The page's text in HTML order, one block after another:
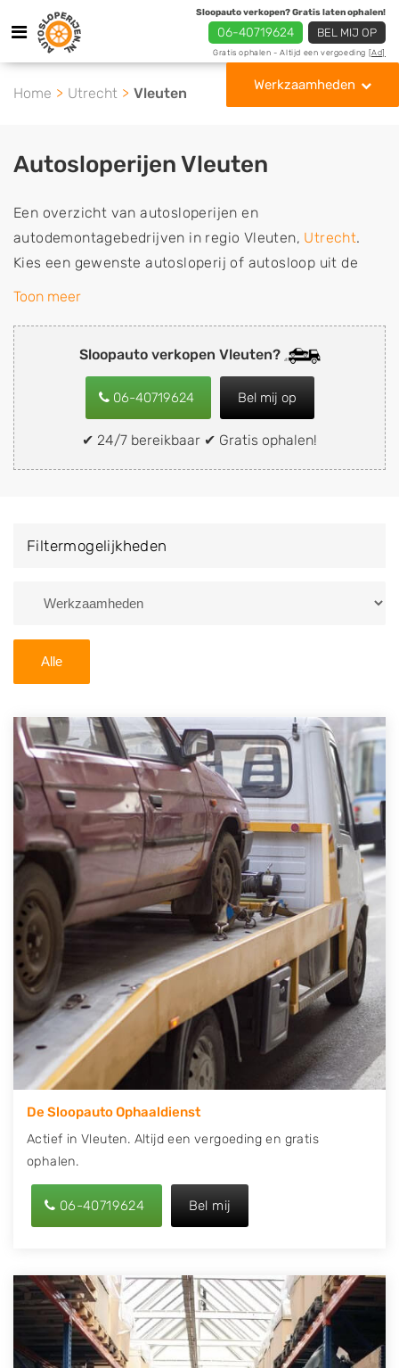
Sloopauto verkopen? Gratis laten ophalen!
06-40719624 BEL MIJ OP
Gratis ophalen - Altijd een vergoeding [Ad]
Werkzaamheden
Home Utrecht Vleuten
Sloopauto verkopen Vleuten?
06-40719624 Bel mij op
✔ 24/7 bereikbaar ✔ Gratis ophalen!
Autosloperijen Vleuten
Een overzicht van autosloperijen en
autodemontagebedrijven in regio Vleuten, Utrecht.
Kies een gewenste autosloperij of autosloop uit de
lijst die gespecialiseerd is in de verkoop van
de inkoop van sloopauto's, schadeauto's en
tweedehands auto's (ook zonder apk keuring). Wilt u
uw auto, camper, vrachtwagen, motor of brommobiel
snel en eenvoudig verkopen aan een
demontagebedrijf in de buurt, deze zelf wegbrengen
naar de sloop of deze liever laten ophalen op een
van Vleuten en ontvang een vergoeding voor uw oude
Zoekt u liever naar een sloperij in een andere plaats of
U kunt er ook voor kiezen om direct uw sloopauto te
verkopen en op te laten halen door de Sloopauto
Ophaaldienst van Autosloperijen.nl. Wij kunnen uw
auto gratis ophalen in Vleuten. Neem telefonisch
contact op of maak een terugbelafspraak. Wilt u
direct een tweedehands auto onderdelen offerte
aanvragen? Dat kan via de Onderdelenlijn! Vul uw
kenteken in en druk op verzenden.
Wij kunnen u helpen met de inkoop van auto's van
eigenlijk alle merken, zoals Alfa Romeo, Audi, BMW,
Chevrolet, Citroën, Dacia, Fiat, Ford, Honda, Hyundai,
Kia, Mazda, Mercedes Benz, Mitsubishi, Nissan, Opel,
Peugeot, Porsche, Renault, Seat, Skoda, Suzuki, Tesla,
Toyota, Volkswagen en Volvo.
Toon meer
Filtermogelijkheden
Alle
De Sloopauto Ophaaldienst
Actief in Vleuten. Altijd een vergoeding en gratis
ophalen.
06-40719624 Bel mij